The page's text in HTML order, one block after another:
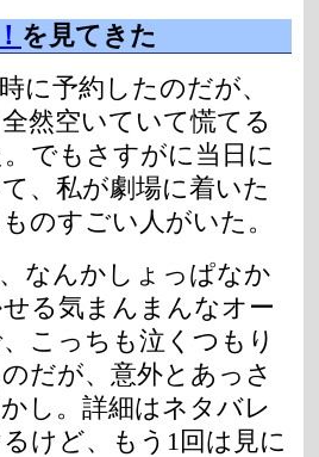
を見てきた
に予約したのだが、
然空いていて慌てる
でもさすがに当日に
、私が劇場に着いた
のすごい人がいた。
なんかしょっぱなか
る気まんまんなオー
こっちも泣くつもり
だが、意外とあっさ
し。詳細はネタバレ
けど、もう1回は見に